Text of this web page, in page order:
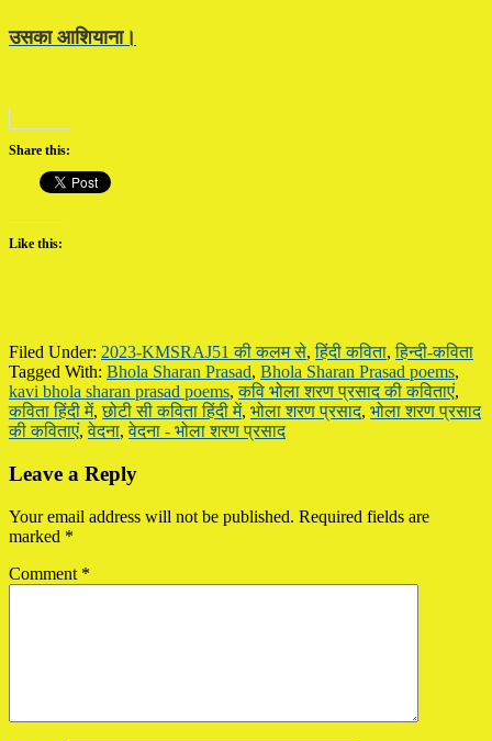
उसका आशियाना।
Share this:
Like this:
Filed Under: 2023-KMSRAJ51 की कलम से,हिंदी कविता,हिन्दी-कविता
Tagged With: Bhola Sharan Prasad, Bhola Sharan Prasad poems,
kavi bhola sharan prasad poems,कवि भोला शरण प्रसाद की कविताएं,
कविता हिंदी में,छोटी सी कविता हिंदी में, भोला शरण प्रसाद, भोला शरण प्रसाद
की कविताएं,वेदना,वेदना - भोला शरण प्रसाद
Reader
Leave a Reply
Your email address will not be published. Required fields are
marked *
Comment *